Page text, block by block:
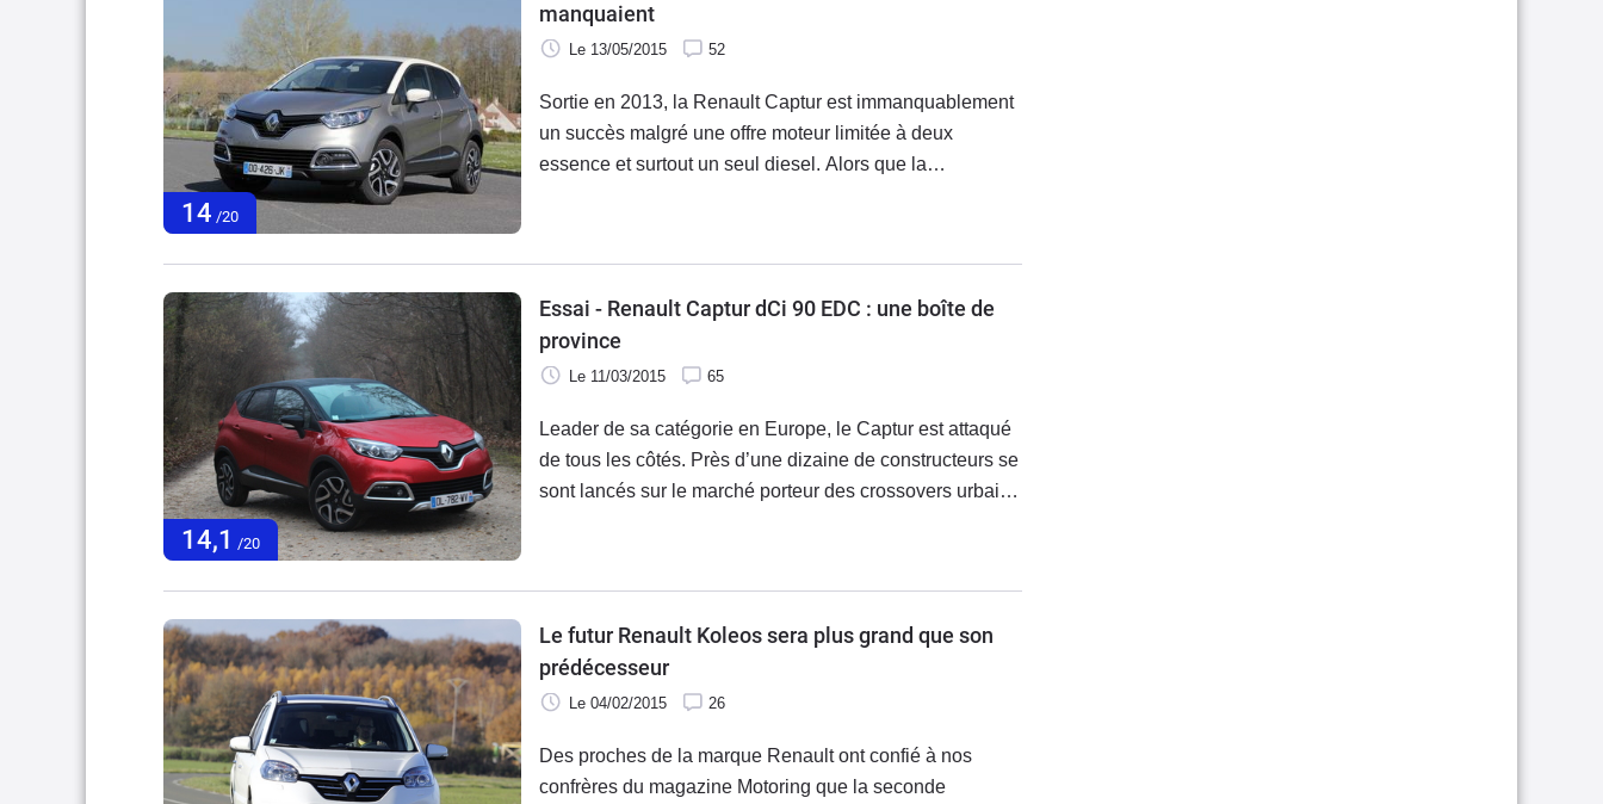
14 /20
manquaient
Le 13/05/2015 52
Sortie en 2013, la Renault Captur est immanquablement
un succès malgré une offre moteur limitée à deux
essence et surtout un seul diesel. Alors que la
14,1 /20
Essai - Renault Captur dCi 90 EDC : une boîte de
province
Le 11/03/2015 65
Leader de sa catégorie en Europe, le Captur est attaqué
de tous les côtés. Près d’une dizaine de constructeurs se
sont lancés sur le marché porteur des crossovers urbains
Le futur Renault Koleos sera plus grand que son
prédécesseur
Le 04/02/2015 26
Des proches de la marque Renault ont confié à nos
confrères du magazine Motoring que la seconde